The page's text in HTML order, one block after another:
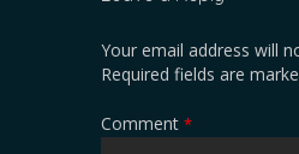
Your email address will
Required fields are
Comment *